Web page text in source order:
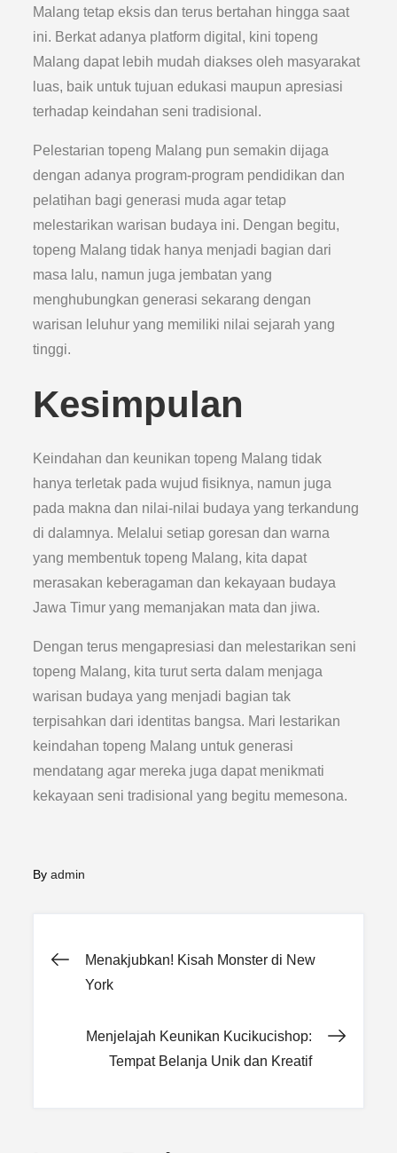
Malang tetap eksis dan terus bertahan hingga saat
ini. Berkat adanya platform digital, kini topeng
Malang dapat lebih mudah diakses oleh masyarakat
luas, baik untuk tujuan edukasi maupun apresiasi
terhadap keindahan seni tradisional.
Pelestarian topeng Malang pun semakin dijaga
dengan adanya program-program pendidikan dan
pelatihan bagi generasi muda agar tetap
melestarikan warisan budaya ini. Dengan begitu,
topeng Malang tidak hanya menjadi bagian dari
masa lalu, namun juga jembatan yang
menghubungkan generasi sekarang dengan
warisan leluhur yang memiliki nilai sejarah yang
tinggi.
Kesimpulan
Keindahan dan keunikan topeng Malang tidak
hanya terletak pada wujud fisiknya, namun juga
pada makna dan nilai-nilai budaya yang terkandung
di dalamnya. Melalui setiap goresan dan warna
yang membentuk topeng Malang, kita dapat
merasakan keberagaman dan kekayaan budaya
Jawa Timur yang memanjakan mata dan jiwa.
Dengan terus mengapresiasi dan melestarikan seni
topeng Malang, kita turut serta dalam menjaga
warisan budaya yang menjadi bagian tak
terpisahkan dari identitas bangsa. Mari lestarikan
keindahan topeng Malang untuk generasi
mendatang agar mereka juga dapat menikmati
kekayaan seni tradisional yang begitu memesona.
Byadmin
Post
Menakjubkan! Kisah Monster di New
York
Menjelajah Keunikan Kucikucishop:
Tempat Belanja Unik dan Kreatif